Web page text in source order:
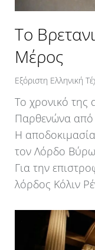
Το
Μέρος
Εξόριστη Ελληνική
Το χρονικό
Παρθενώνα από
Η
τον Λόρδο
Για την
λόρδος Κόλιν